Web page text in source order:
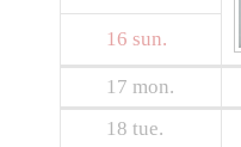
16 sun.
17 mon.
18 tue.